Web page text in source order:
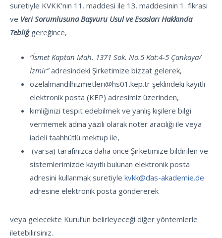
suretiyle KVKK’nın 11. maddesi ile 13. maddesinin 1. fıkrası
ve Veri Sorumlusuna Başvuru Usul ve Esasları Hakkında
Tebliğgereğince,
“İsmet Kaptan Mah. 1371 Sok. No.5 Kat:4-5 Çankaya/
İzmir”adresindeki Şirketimize bizzat gelerek,
ozelalmandilhizmetleri@hs01.kep.tr şeklindeki kayıtlı
elektronik posta (KEP) adresimiz üzerinden,
kimliğinizi tespit edebilmek ve yanlış kişilere bilgi
vermemek adına yazılı olarak noter aracılığı ile veya
iadeli taahhütlü mektup ile,
(varsa) tarafınızca daha önce Şirketimize bildirilen ve
sistemlerimizde kayıtlı bulunan elektronik posta
adresini kullanmak suretiyle kvkk@das-akademie.de
adresine elektronik posta göndererek
veya gelecekte Kurul’un belirleyeceği diğer yöntemlerle
iletebilirsiniz.